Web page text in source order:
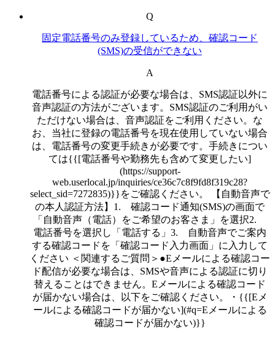
Q
固定電話番号のみ登録しているため、確認コード
(SMS)の受信ができない
A
電話番号による認証が必要な場合は、SMS認証以外に
音声認証の方法がございます。SMS認証のご利用がい
ただけない場合は、音声認証をご利用ください。な
お、当社に登録の電話番号を現在使用していない場合
は、電話番号の変更手続きが必要です。手続きについ
ては{{[電話番号や勤務先も含めて変更したい]
(https://support-
web.userlocal.jp/inquiries/ce36c7c8f9fd8f319c28?
select_sid=7272835)}}をご確認ください。 【自動音声で
の本人認証方法】1. 確認コード通知(SMS)の画面で
「自動音声（電話）をご希望のお客さま」を選択2.
電話番号を選択し「電話する」3. 自動音声でご案内
する確認コードを「確認コード入力画面」に入力して
ください ＜関連するご質問＞●Eメールによる確認コー
ド配信が必要な場合は、SMSや音声による認証に切り
替えることはできません。Eメールによる確認コード
が届かない場合は、以下をご確認ください。・{{[Eメ
ールによる確認コードが届かない](#q=Eメールによる
確認コードが届かない)}}